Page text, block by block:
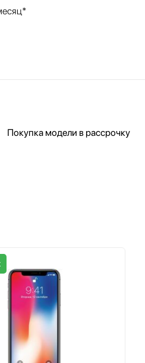
Покупка модели в рассрочку